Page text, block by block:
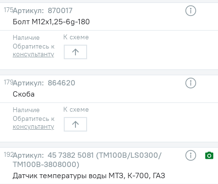
175
870017
Болт М12х1,25-6g-180
Наличие
Обратитесь к
консультанту
К схеме
179
864620
Скоба
Наличие
Обратитесь к
консультанту
К схеме
192
45 7382 5081 (ТМ100В/LS0300/
ТМ100В-3808000)
Датчик температуры воды МТЗ, К-700, ГАЗ